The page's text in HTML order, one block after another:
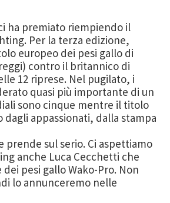
ha premiato riempiendo il
Per la terza edizione,
europeo dei pesi gallo di
contro il britannico di
12 riprese. Nel pugilato, i
quasi più importante di un
sono cinque mentre il titolo
appassionati, dalla stampa
sul serio. Ci aspettiamo
anche Luca Cecchetti che
pesi gallo Wako-Pro. Non
lo annunceremo nelle